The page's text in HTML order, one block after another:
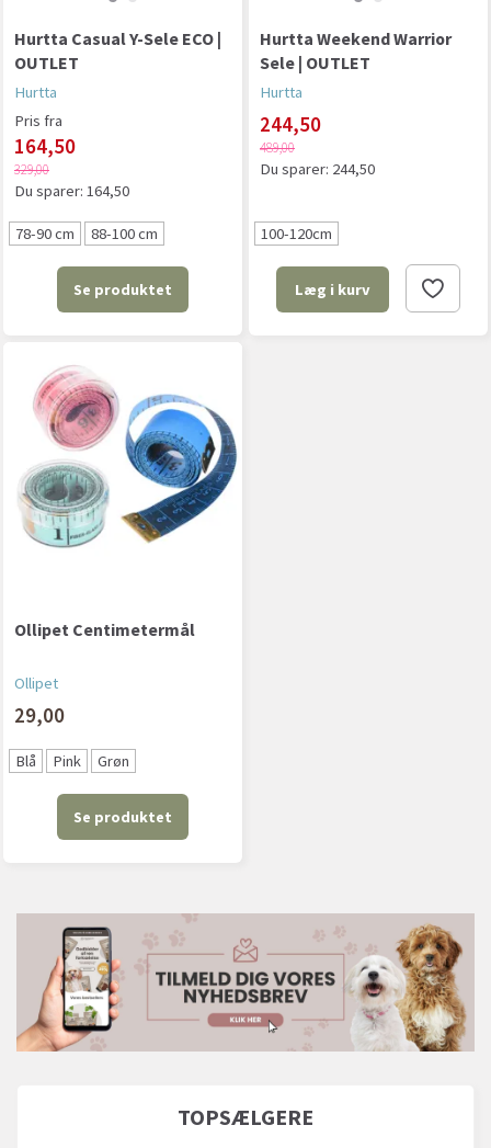
Hurtta Casual Y-Sele ECO |
OUTLET
Hurtta
Pris fra
164,50
329,00
Du sparer: 164,50
78-90 cm 88-100 cm
Se produktet
Hurtta Weekend Warrior
Sele | OUTLET
Hurtta
244,50
489,00
Du sparer: 244,50
100-120cm
Læg i kurv
Ollipet Centimetermål
Ollipet
29,00
Blå Pink Grøn
Se produktet
TOPSÆLGERE